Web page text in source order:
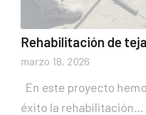
Rehabilitación de
marzo 18, 2026
En este proyecto
éxito la rehabilitación…